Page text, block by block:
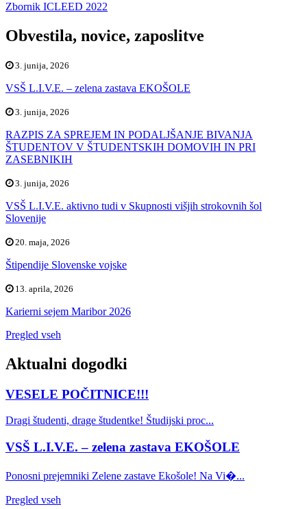
Zbornik ICLEED 2022
Obvestila, novice, zaposlitve
3. junija, 2026
VSŠ L.I.V.E. – zelena zastava EKOŠOLE
3. junija, 2026
RAZPIS ZA SPREJEM IN PODALJŠANJE BIVANJA
ŠTUDENTOV V ŠTUDENTSKIH DOMOVIH IN PRI
ZASEBNIKIH
3. junija, 2026
VSŠ L.I.V.E. aktivno tudi v Skupnosti višjih strokovnih šol
Slovenije
20. maja, 2026
Štipendije Slovenske vojske
13. aprila, 2026
Karierni sejem Maribor 2026
Pregled vseh
Aktualni dogodki
VESELE POČITNICE!!!
Dragi študenti, drage študentke! Študijski proc...
VSŠ L.I.V.E. – zelena zastava EKOŠOLE
Ponosni prejemniki Zelene zastave Ekošole! Na Vi�...
Pregled vseh